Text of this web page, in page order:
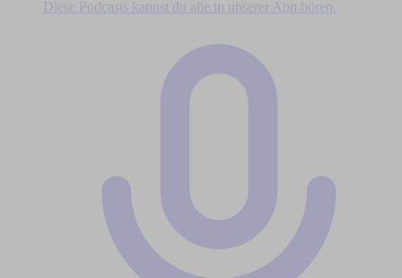
Diese Podcasts kannst du alle in unserer App hören.